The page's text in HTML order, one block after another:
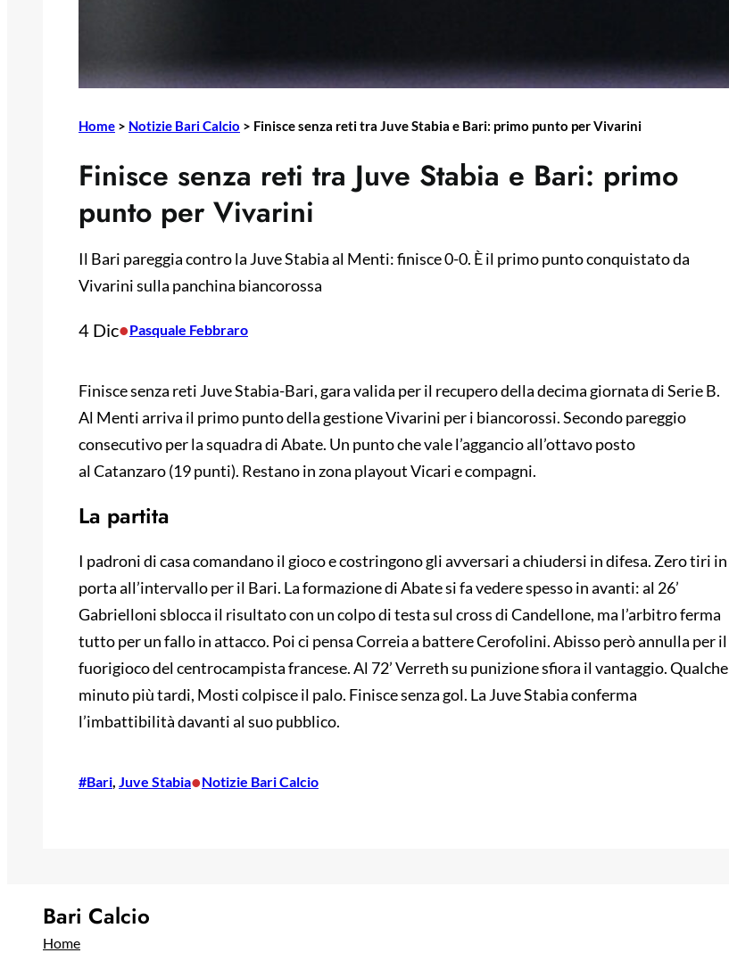
Home > Notizie Bari Calcio > Finisce senza reti tra Juve Stabia e Bari: primo punto per Vivarini
Finisce senza reti tra Juve Stabia e Bari: primo
punto per Vivarini
Il Bari pareggia contro la Juve Stabia al Menti: finisce 0-0. È il primo punto conquistato da
Vivarini sulla panchina biancorossa
4 Dic•Pasquale Febbraro
Finisce senza reti Juve Stabia-Bari, gara valida per il recupero della decima giornata di Serie B.
Al Menti arriva il primo punto della gestione Vivarini per i biancorossi. Secondo pareggio
consecutivo per la squadra di Abate. Un punto che vale l’aggancio all’ottavo posto
al Catanzaro (19 punti). Restano in zona playout Vicari e compagni.
La partita
I padroni di casa comandano il gioco e costringono gli avversari a chiudersi in difesa. Zero tiri in
porta all’intervallo per il Bari. La formazione di Abate si fa vedere spesso in avanti: al 26’
Gabrielloni sblocca il risultato con un colpo di testa sul cross di Candellone, ma l’arbitro ferma
tutto per un fallo in attacco. Poi ci pensa Correia a battere Cerofolini. Abisso però annulla per il
fuorigioco del centrocampista francese. Al 72’ Verreth su punizione sfiora il vantaggio. Qualche
minuto più tardi, Mosti colpisce il palo. Finisce senza gol. La Juve Stabia conferma
l’imbattibilità davanti al suo pubblico.
#Bari, Juve Stabia•Notizie Bari Calcio
Bari Calcio
Home